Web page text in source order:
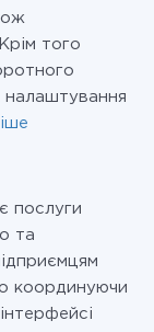
того
налаштування
послуги
та
координуючи